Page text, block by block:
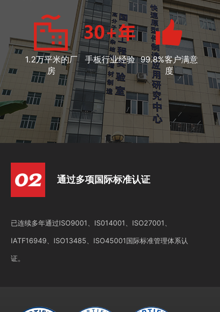
1.2万平米的厂
房
手板行业经验 99.8%客户满意
度
通过多项国际标准认证
已连续多年通过ISO9001、IS014001、ISO27001、
IATF16949、ISO13485、ISO45001国际标准管理体系认
证。